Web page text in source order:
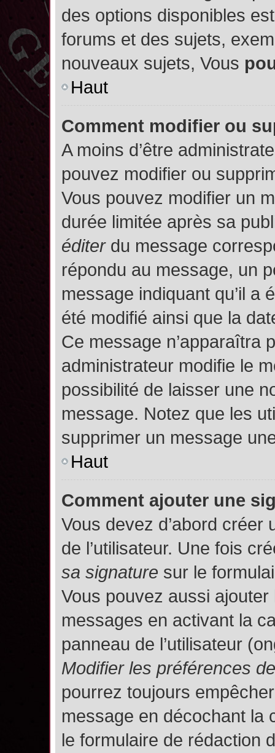
des options disponibles
forums et des sujets,
nouveaux sujets, Vous
Haut
Comment modifier ou
A moins d’être
pouvez modifier ou
Vous pouvez modifier un
durée limitée après sa
éditerdu message
répondu au message, un
message indiquant qu’il a
été modifié ainsi que la
Ce message n’apparaîtra
administrateur modifie le
possibilité de laisser une
message. Notez que les
supprimer un message
Haut
Comment ajouter une
Vous devez d’abord
de l’utilisateur. Une fois
sa signature sur le
Vous pouvez aussi
messages en activant la
panneau de l’utilisateur
Modifier les préférences
pourrez toujours
message en décochant la
le formulaire de rédaction